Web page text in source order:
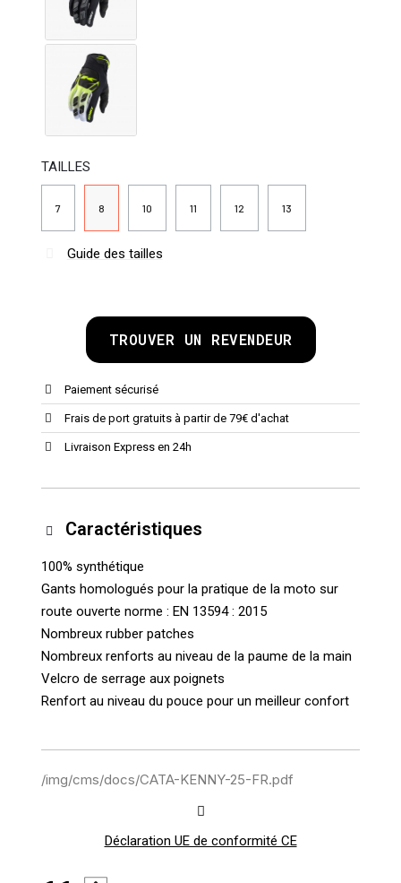
TAILLES
7 8 10 11 12 13
Guide des tailles
TROUVER UN REVENDEUR
Paiement sécurisé
Frais de port gratuits à partir de 79€ d'achat
Livraison Express en 24h
Caractéristiques
100% synthétique
Gants homologués pour la pratique de la moto sur
route ouverte norme : EN 13594 : 2015
Nombreux rubber patches
Nombreux renforts au niveau de la paume de la main
Velcro de serrage aux poignets
Renfort au niveau du pouce pour un meilleur confort
/img/cms/docs/CATA-KENNY-25-FR.pdf
Déclaration UE de conformité CE